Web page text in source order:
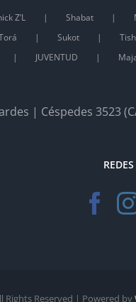
Z’L Shabat
Sukot
JUVENTUD
| Céspedes 3523
Rights Reserved | Powered by